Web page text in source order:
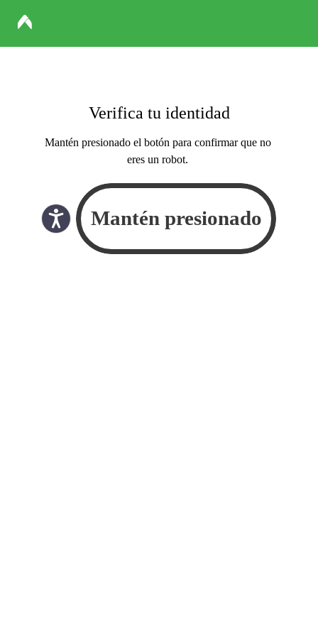
Verifica tu identidad
Mantén presionado el botón para confirmar que no
eres un robot.